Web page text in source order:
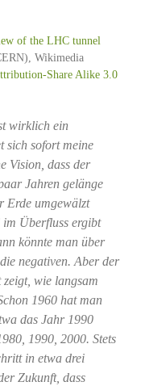
of the LHC tunnel
Wikimedia
Share Alike 3.0
wirklich ein
sich sofort meine
Vision, dass der
Jahren gelänge
Erde umgewälzt
Überfluss ergibt
könnte man über
negativen. Aber der
wie langsam
1960 hat man
das Jahr 1990
1990, 2000. Stets
in etwa drei
Zukunft, dass